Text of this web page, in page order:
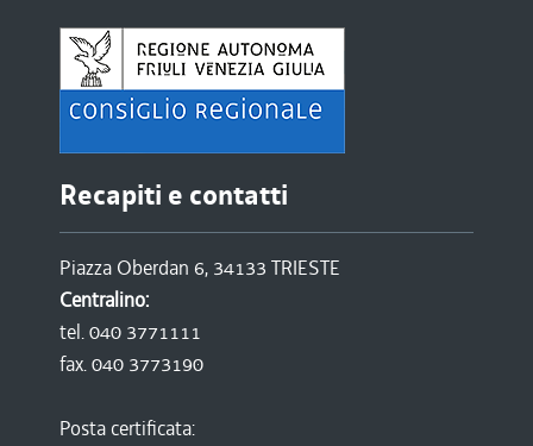
Recapiti e contatti
Piazza Oberdan 6, 34133 TRIESTE
Centralino:
tel. 040 3771111
fax. 040 3773190
Posta certificata: